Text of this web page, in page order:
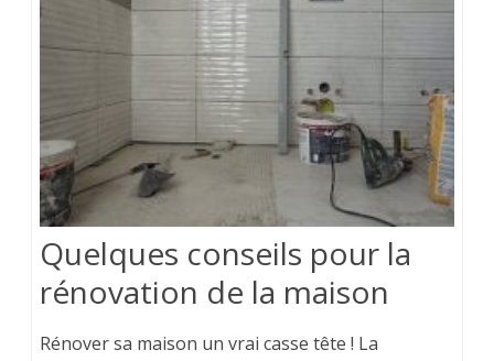
Quelques conseils pour la
rénovation de la maison
Rénover sa maison un vrai casse tête ! La